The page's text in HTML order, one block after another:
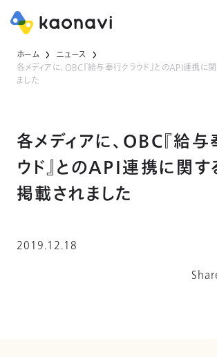
ホーム
ニュース
各メディアに、OBC『給与奉行クラウド』とのAPI連携に
ました
各メディアに、OBC『給
ウド』とのAPI連携に関
掲載されました
2019.12.18